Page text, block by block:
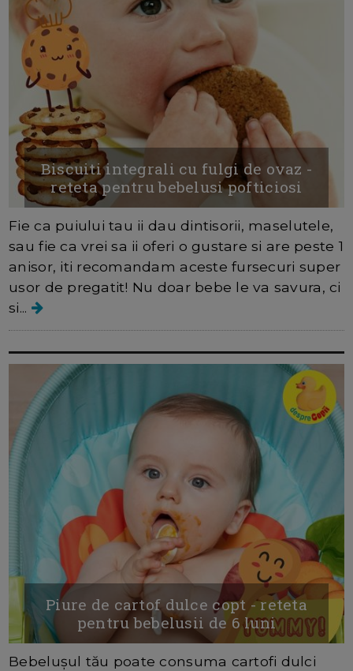
Biscuiti integrali cu fulgi de ovaz -
reteta pentru bebelusi pofticiosi
Fie ca puiului tau ii dau dintisorii, maselutele,
sau fie ca vrei sa ii oferi o gustare si are peste 1
anisor, iti recomandam aceste fursecuri super
usor de pregatit! Nu doar bebe le va savura, ci
si...
Piure de cartof dulce copt - reteta
pentru bebelusii de 6 luni
Bebelușul tău poate consuma cartofi dulci